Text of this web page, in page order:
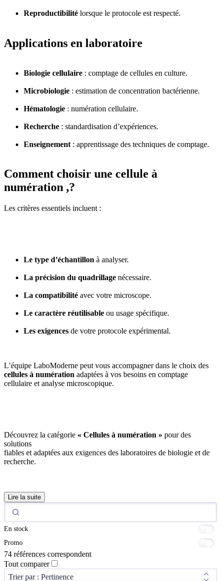
Reproductibilité lorsque le protocole est respecté.
Applications en laboratoire
Biologie cellulaire : comptage de cellules en culture.
Microbiologie : estimation de concentration bactérienne.
Hématologie : numération cellulaire.
Recherche : standardisation d’expériences.
Enseignement : apprentissage des techniques de comptage.
Comment choisir une cellule à
numération ,?
Les critères essentiels incluent :
Le type d’échantillon à analyser.
La précision du quadrillage nécessaire.
La compatibilité avec votre microscope.
Le caractère réutilisable ou usage spécifique.
Les exigences de votre protocole expérimental.
L’équipe LaboModerne peut vous accompagner dans le choix des
cellules à numération adaptées à vos besoins en comptage
cellulaire et analyse microscopique.
Découvrez la catégorie « Cellules à numération » pour des
solutions
fiables et adaptées aux exigences des laboratoires de biologie et de
recherche.
Lire la suite
En stock
Promo
74 références correspondent
Tout comparer